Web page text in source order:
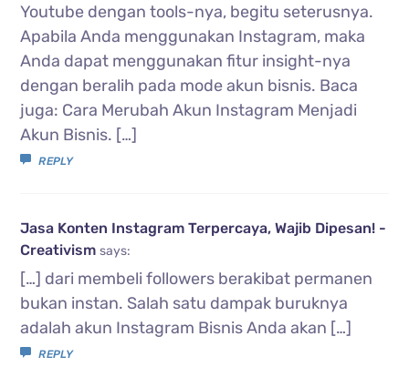
Youtube dengan tools-nya, begitu seterusnya.
Apabila Anda menggunakan Instagram, maka
Anda dapat menggunakan fitur insight-nya
dengan beralih pada mode akun bisnis. Baca
juga: Cara Merubah Akun Instagram Menjadi
Akun Bisnis. […]
REPLY
Jasa Konten Instagram Terpercaya, Wajib Dipesan! -
Creativism says:
[…] dari membeli followers berakibat permanen
bukan instan. Salah satu dampak buruknya
adalah akun Instagram Bisnis Anda akan […]
REPLY